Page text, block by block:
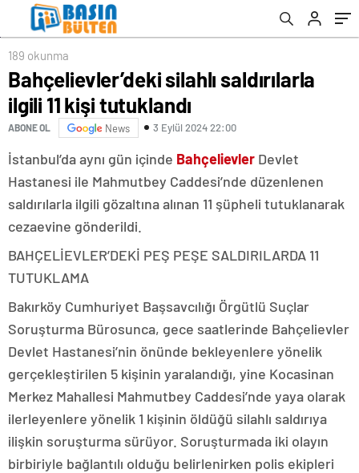
189 okunma
Bahçelievler’deki silahlı saldırılarla
ilgili 11 kişi tutuklandı
ABONE OL News 3 Eylül 2024 22:00
İstanbul’da aynı gün içinde Bahçelievler Devlet
Hastanesi ile Mahmutbey Caddesi’nde düzenlenen
saldırılarla ilgili gözaltına alınan 11 şüpheli tutuklanarak
cezaevine gönderildi.
BAHÇELİEVLER’DEKİ PEŞ PEŞE SALDIRILARDA 11
TUTUKLAMA
Bakırköy Cumhuriyet Başsavcılığı Örgütlü Suçlar
Soruşturma Bürosunca, gece saatlerinde Bahçelievler
Devlet Hastanesi’nin önünde bekleyenlere yönelik
gerçekleştirilen 5 kişinin yaralandığı, yine Kocasinan
Merkez Mahallesi Mahmutbey Caddesi’nde yaya olarak
ilerleyenlere yönelik 1 kişinin öldüğü silahlı saldırıya
ilişkin soruşturma sürüyor. Soruşturmada iki olayın
birbiriyle bağlantılı olduğu belirlenirken polis ekipleri